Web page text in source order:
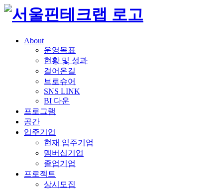
About
운영목표
현황 및 성과
걸어온길
브로슈어
SNS LINK
BI 다운
프로그램
공간
입주기업
현재 입주기업
멤버십기업
졸업기업
프로젝트
상시모집